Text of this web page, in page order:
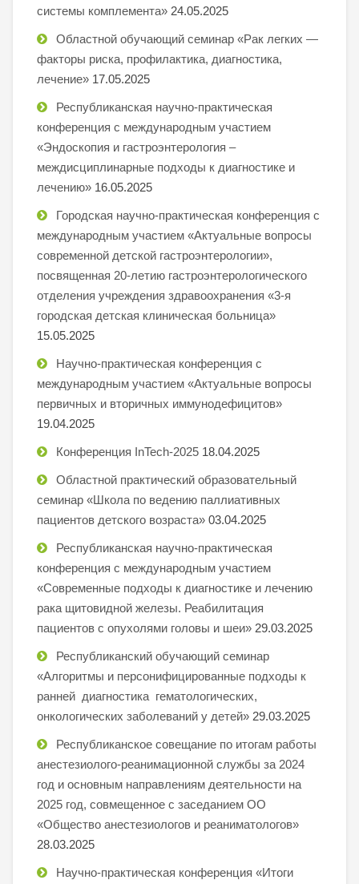
системы комплемента» 24.05.2025
Областной обучающий семинар «Рак легких —
факторы риска, профилактика, диагностика,
лечение» 17.05.2025
Республиканская научно-практическая
конференция с международным участием
«Эндоскопия и гастроэнтерология –
междисциплинарные подходы к диагностике и
лечению» 16.05.2025
Городская научно-практическая конференция с
международным участием «Актуальные вопросы
современной детской гастроэнтерологии»,
посвященная 20-летию гастроэнтерологического
отделения учреждения здравоохранения «3-я
городская детская клиническая больница»
15.05.2025
Научно-практическая конференция с
международным участием «Актуальные вопросы
первичных и вторичных иммунодефицитов»
19.04.2025
Конференция InTech-2025 18.04.2025
Областной практический образовательный
семинар «Школа по ведению паллиативных
пациентов детского возраста» 03.04.2025
Республиканская научно-практическая
конференция с международным участием
«Современные подходы к диагностике и лечению
рака щитовидной железы. Реабилитация
пациентов с опухолями головы и шеи» 29.03.2025
Республиканский обучающий семинар
«Алгоритмы и персонифицированные подходы к
ранней диагностика гематологических,
онкологических заболеваний у детей» 29.03.2025
Республиканское совещание по итогам работы
анестезиолого-реанимационной службы за 2024
год и основным направлениям деятельности на
2025 год, совмещенное с заседанием ОО
«Общество анестезиологов и реаниматологов»
28.03.2025
Научно-практическая конференция «Итоги